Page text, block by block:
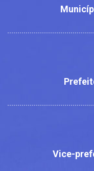
Vice-